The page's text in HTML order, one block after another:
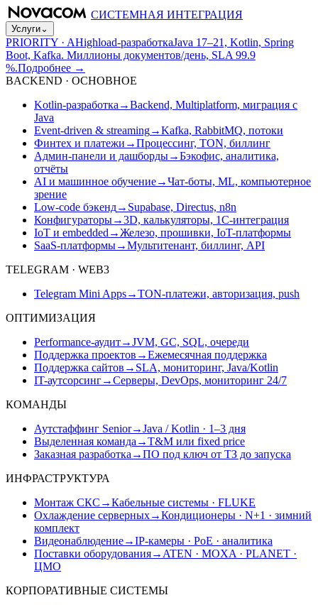
СИСТЕМНАЯ ИНТЕГРАЦИЯ
Услуги⌄
PRIORITY · AHighload-разработкаJava 17–21, Kotlin, Spring
Boot, Kafka. Миллионы документов/день, SLA 99.9
%.Подробнее →
BACKEND · ОСНОВНОЕ
Kotlin-разработка →Backend, Multiplatform, миграция с
Java
Event-driven & streaming→Kafka, RabbitMQ, потоки
Финтех и платежи →Процессинг, TON, биллинг
Админ-панели и дашборды→Бэкофис, аналитика,
отчёты
AI и машинное обучение→Чат-боты, ML, компьютерное
зрение
Low-code бэкенд→ Supabase, Directus, n8n
Конфигураторы→3D, калькуляторы, 1С-интеграция
IoT и embedded →Железо, прошивки, IoT-платформы
SaaS-платформы→Мультитенант, биллинг, API
TELEGRAM · WEB3
Telegram Mini Apps→TON-платежи, авторизация, push
ОПТИМИЗАЦИЯ
Performance-аудит→JVM, GC, SQL, очереди
Поддержка проектов →Ежемесячная поддержка
Поддержка сайтов → SLA, мониторинг, Java/Kotlin
IT-аутсорсинг→Серверы, DevOps, мониторинг 24/7
КОМАНДЫ
Аутстаффинг Senior→Java / Kotlin · 1–3 дня
Выделенная команда →T&M или fixed price
Заказная разработка →ПО под ключ от ТЗ до запуска
ИНФРАСТРУКТУРА
Монтаж СКС →Кабельные системы · FLUKE
Охлаждение серверных→Кондиционеры · N+1 · зимний
комплект
Видеонаблюдение→IP-камеры · PoE · аналитика
Поставки оборудования→ ATEN · MOXA · PLANET ·
ЦМО
КОРПОРАТИВНЫЕ СИСТЕМЫ